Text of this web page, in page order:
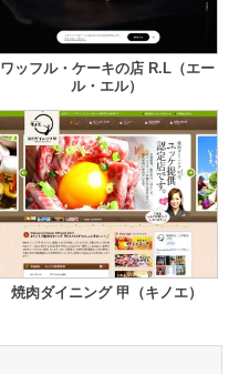
ワッフル・ケーキの店 R.L（エー
ル・エル）
焼肉ダイニング 甲（キノエ）